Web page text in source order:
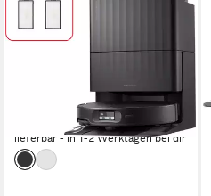
0 l Größe Staubbehälter
224 m² Reichweite
mtl. in 48 Raten
lieferbar - in 1-2 Werktagen bei dir